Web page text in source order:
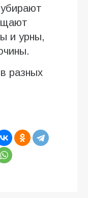
и урны,
разных